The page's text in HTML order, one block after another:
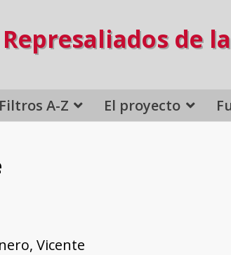
de
Filtros A-Z El proyecto
Vicente